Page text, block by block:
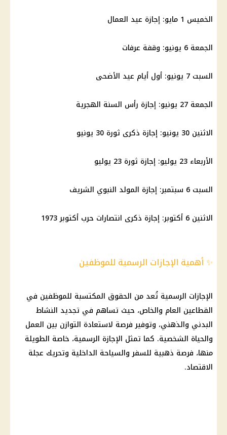
الخميس 1 مايو: إجازة عيد العمال
الجمعة 6 يونيو: وقفة عرفات
السبت 7 يونيو: أول أيام عيد الأضحى
الجمعة 27 يونيو: إجازة رأس السنة الهجرية
الاثنين 30 يونيو: إجازة ذكرى ثورة 30 يونيو
الأربعاء 23 يوليو: إجازة ثورة 23 يوليو
السبت 6 سبتمبر: إجازة المولد النبوي الشريف
الاثنين 6 أكتوبر: إجازة ذكرى انتصارات حرب أكتوبر 1973
✨ أهمية الإجازات الرسمية للموظفين
الإجازات الرسمية تُعد من الحقوق المكتسبة للموظفين في
القطاعين العام والخاص، حيث تساهم في تجديد النشاط
البدني والذهني، وتوفير فرصة لاستعادة التوازن بين العمل
والحياة الشخصية. كما تمثل الإجازة الرسمية، خاصة الطويلة
منها، فرصة ذهبية للسفر والسياحة الداخلية وتحريك عجلة
الاقتصاد.